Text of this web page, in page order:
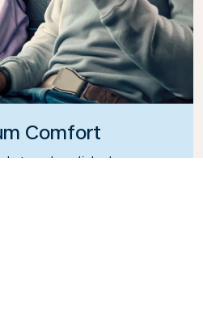
Comfort
valgmuligheder,